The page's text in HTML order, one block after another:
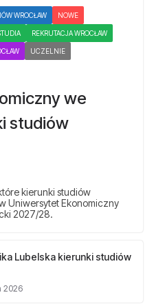
WROCŁAW NOWE
REKRUTACJA WROCŁAW
UCZELNIE
we
studiów
kierunki studiów
Uniwersytet Ekonomiczny
2027/28.
Lubelska kierunki studiów
2026